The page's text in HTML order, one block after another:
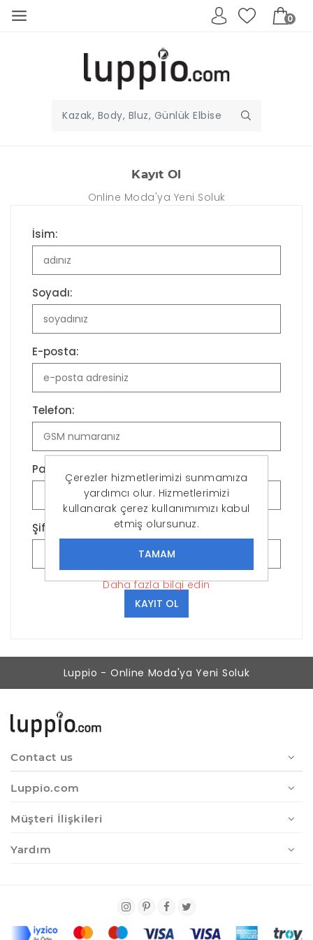
0
Kayıt Ol
Online Moda'ya Yeni Soluk
İsim:
Soyadı:
E-posta:
Telefon:
Parola:
Şifreyi Onayla:
KAYIT OL
Luppio - Online Moda'ya Yeni Soluk
Contact us
Luppio.com
Müşteri İlişkileri
Yardım
Çerezler hizmetlerimizi sunmamıza
yardımcı olur. Hizmetlerimizi
kullanarak çerez kullanımımızı kabul
etmiş olursunuz.
Daha fazla bilgi edin